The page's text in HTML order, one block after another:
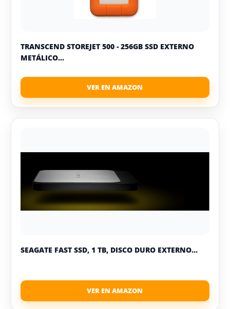
TRANSCEND STOREJET 500 - 256GB SSD EXTERNO
METÁLICO...
SEAGATE FAST SSD, 1 TB, DISCO DURO EXTERNO...